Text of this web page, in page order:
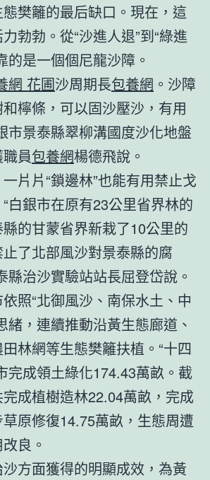
樊籬的最后缺口。現在，這
勃勃。從“沙進人退”到“綠進
的是一個個尼龍沙障。
網 花圃沙周期長包養網 。沙障
檸條，可以固沙壓沙，有用
市景泰縣翠柳溝國度沙化地盤
員包養網楊德飛說。
片片“鎖邊林”也能有用禁止戈
白銀市在原有23公里省界林的
的甘蒙省界新栽了10公里的
了北部風沙對景泰縣的腐
縣治沙實驗站站長屈登岱說。
照“北御風沙、南保水土、中
緒，連續推動沿黃生態廊道、
林網等生態樊籬扶植。“十四
完成領土綠化174.43萬畝。截
成植樹造林22.04萬畝，完成
原修復14.75萬畝，生態周遭
良。
方面獲得的明顯成效，為黃